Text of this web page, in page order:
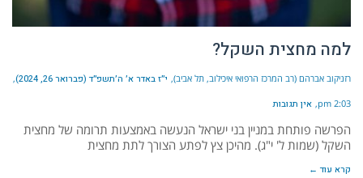
למה מחצית השקל?
רזניקוב אברהם (רב המרכז הרפואי איכילוב, תל אביב) י״ז באדר א׳ ה׳תשפ״ד (פברואר 26, 2024)
2:03 pm אין תגובות
הפרשה פותחת במניין בני ישראל הנעשה באמצעות תרומה של מחצית
השקל (שמות ל' י"ג). מהיכן צץ לפתע הצורך לתת מחצית
קרא עוד ←